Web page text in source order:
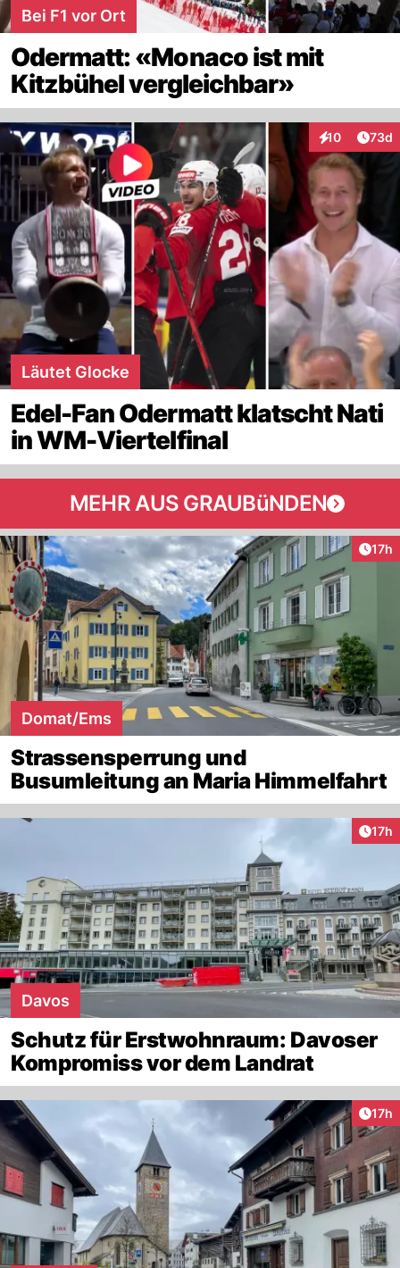
Bei F1 vor Ort
Odermatt: «Monaco ist mit
Kitzbühel vergleichbar»
10
Interaktionen
73d
Läutet Glocke
Edel-Fan Odermatt klatscht Nati
in WM-Viertelfinal
MEHR AUS GRAUBüNDEN
17h
Domat/Ems
Strassensperrung und
Busumleitung an Maria Himmelfahrt
17h
Davos
Schutz für Erstwohnraum: Davoser
Kompromiss vor dem Landrat
17h